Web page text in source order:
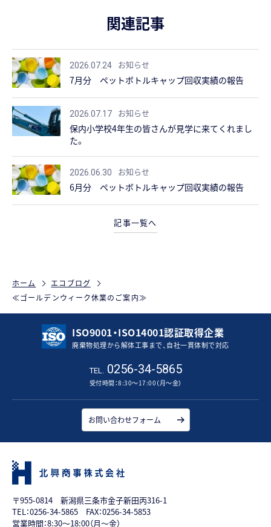
関連記事
2026.07.24 お知らせ
7月分 ペットボトルキャップ回収実績の報告
2026.07.17 お知らせ
保内小学校4年生の皆さんが見学に来てくれまし
た。
2026.06.30 お知らせ
6月分 ペットボトルキャップ回収実績の報告
記事一覧へ
ホーム
エコブログ
≪ゴールデンウィーク休業のご案内≫
ISO9001・ISO14001認証取得企業
廃棄物処理から解体工事まで、自社一貫体制で対応
TEL. 0256-34-5865
受付時間：8:30～17:00（月～金）
お問い合わせフォーム
〒955-0814 新潟県三条市金子新田丙316-1
TEL：0256-34-5865 FAX：0256-34-5853
営業時間：8:30～18:00（月～金）